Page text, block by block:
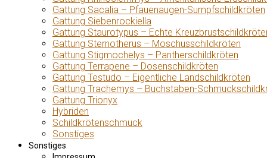
Gattung Sacalia – Pfauenaugen-Sumpfschildkröten
Gattung Siebenrockiella
Gattung Staurotypus – Echte
Gattung Sternotherus – Moschusschildkröten
Gattung Stigmochelys – Pantherschildkröten
Gattung Terrapene – Dosenschildkröten
Gattung Testudo – Eigentliche Landschildkröten
Gattung Trachemys – Buchstaben-
Gattung Trionyx
Hybriden
Schildkrötenschmuck
Sonstiges
Sonstiges